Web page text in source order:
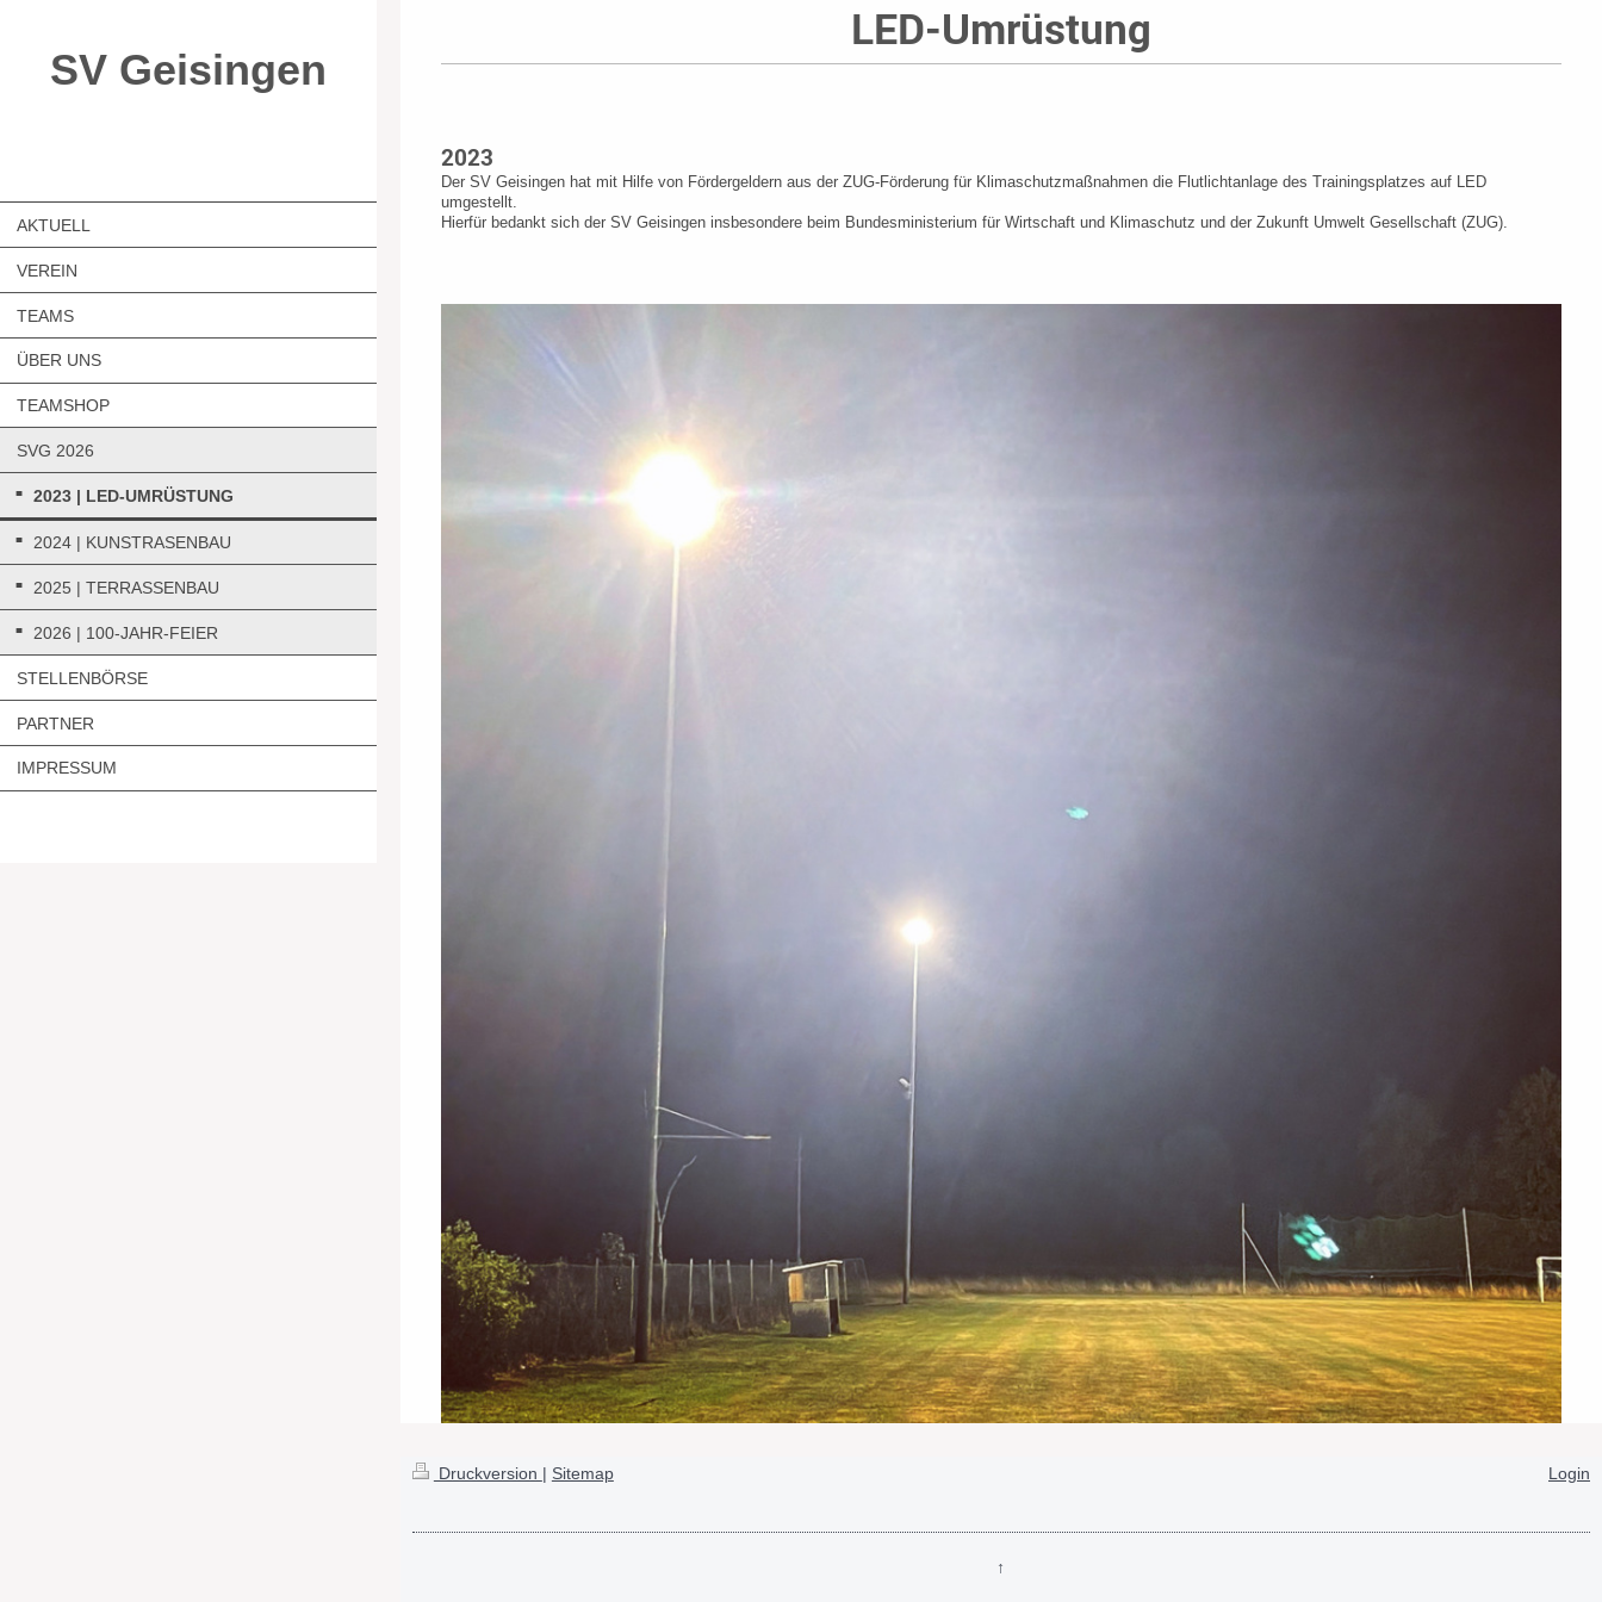
SV Geisingen
AKTUELL
VEREIN
TEAMS
ÜBER UNS
TEAMSHOP
SVG 2026
2023 | LED-UMRÜSTUNG
2024 | KUNSTRASENBAU
2025 | TERRASSENBAU
2026 | 100-JAHR-FEIER
STELLENBÖRSE
PARTNER
IMPRESSUM
LED-Umrüstung
2023
Der SV Geisingen hat mit Hilfe von Fördergeldern aus der ZUG-Förderung für Klimaschutzmaßnahmen die Flutlichtanlage des Trainingsplatzes auf LED
umgestellt.
Hierfür bedankt sich der SV Geisingen insbesondere beim Bundesministerium für Wirtschaft und Klimaschutz und der Zukunft Umwelt Gesellschaft (ZUG).
Druckversion | Sitemap Login
↑